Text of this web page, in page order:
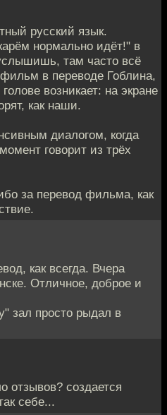
русский язык.
нормально идёт!" в
там часто всё
в переводе Гоблина,
возникает: на экране
как наши.
диалогом, когда
говорит из трёх
за перевод фильма, как
как всегда. Вчера
Отличное, доброе и
зал просто рыдал в
отзывов? создается
себе...